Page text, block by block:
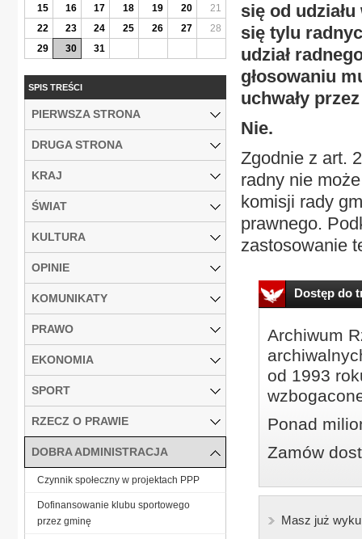
się od
się tylu
udział
głosowaniu
uchwały
Nie.
Zgodnie z art.
radny nie
komisji rady
prawnego.
zastosowanie
Dostęp do
Archiwum
od 1993
Ponad
Zamów
Masz już
15
16 17 18 19 20
21
22
23 24 25 26 27
28
29
30 31
SPIS TREŚCI
PIERWSZA STRONA
DRUGA STRONA
KRAJ
ŚWIAT
KULTURA
OPINIE
KOMUNIKATY
PRAWO
EKONOMIA
SPORT
RZECZ O PRAWIE
DOBRA ADMINISTRACJA
Czynnik społeczny w projektach PPP
Dofinansowanie klubu sportowego
przez gminę